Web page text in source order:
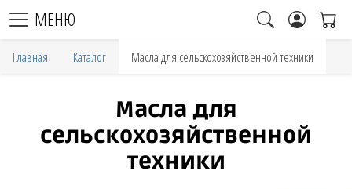
МЕНЮ
Главная Каталог Масла для сельскохозяйственной техники
Масла для
сельскохозяйственной
техники